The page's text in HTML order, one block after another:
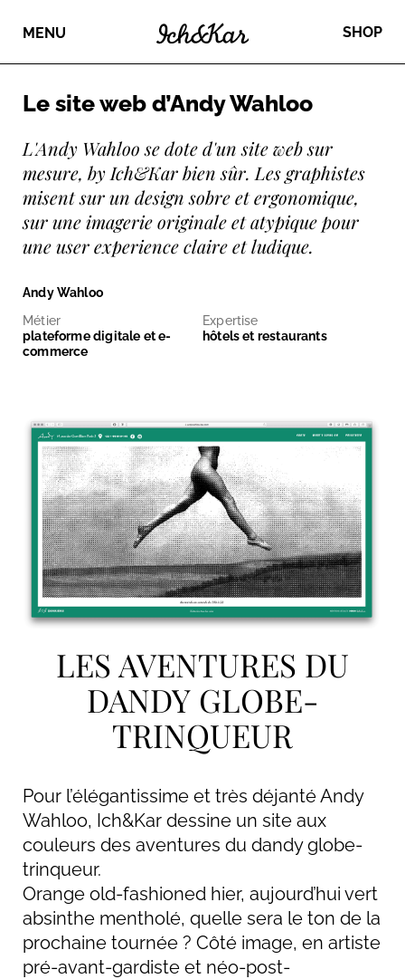
MENU SHOP
Le site web d’Andy Wahloo
L'Andy Wahloo se dote d'un site web sur
mesure, by Ich&Kar bien sûr. Les graphistes
misent sur un design sobre et ergonomique,
sur une imagerie originale et atypique pour
une user experience claire et ludique.
Andy Wahloo
Métier
plateforme digitale et e-
commerce
Expertise
hôtels et restaurants
LES AVENTURES DU
DANDY GLOBE-
TRINQUEUR
Pour l’élégantissime et très déjanté Andy
Wahloo, Ich&Kar dessine un site aux
couleurs des aventures du dandy globe-
trinqueur.
Orange old-fashioned hier, aujourd’hui vert
absinthe mentholé, quelle sera le ton de la
prochaine tournée ? Côté image, en artiste
pré-avant-gardiste et néo-post-